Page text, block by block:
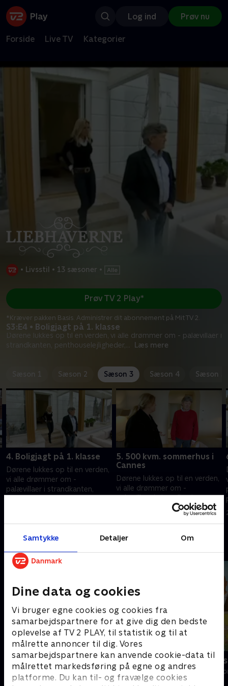
Samtykke Detaljer Om
Dine data og cookies
Vi bruger egne cookies og cookies fra
samarbejdspartnere for at give dig den bedste
oplevelse af TV 2 PLAY, til statistik og til at
målrette annoncer til dig. Vores
samarbejdspartnere kan anvende cookie-data til
målrettet markedsføring på egne og andres
platforme. Du kan til- og fravælge cookies
Log ind Prøv nu
Forside Live TV Kategorier
• Livsstil • 13 sæsoner •
S3:E4 • Boligjagt på 1. klasse
Dørene lukkes op til en verden, vi alle drømmer om - palævillaer i
strandkanten, penthouselejligheder, ... Læs mere
Prøv TV 2 Play*
*Kræver pakken Basis. Administrer dit abonnement på Mit TV 2.
Sæson 1 Sæson 2 Sæson 3 Sæson 4 Sæson 5
4. Boligjagt på 1. klasse
Dørene lukkes op til en verden,
vi alle drømmer om -
palævillaer i strandkanten,
azurblå middelhav.
5. 500 kvm. sommerhus i
Cannes
Dørene lukkes op til en verden,
vi alle drømmer om -
palævillaer i strandkanten,
penthouselejligheder,
landejendomme med egen sø
og park og sommerboliger i
sydens sol med udsigt til det
Loppe Deluxe
Livsstil • 5 sæsoner
Sommer til
Livsstil • 2